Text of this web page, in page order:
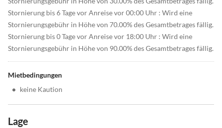
Stornierung bis 6 Tage vor Anreise vor 00:00 Uhr : Wird eine
Stornierungsgebühr in Höhe von 70.00% des Gesamtbetrages fällig.
Stornierung bis 0 Tage vor Anreise vor 18:00 Uhr : Wird eine
Stornierungsgebühr in Höhe von 90.00% des Gesamtbetrages fällig.
Mietbedingungen
• keine Kaution
Lage